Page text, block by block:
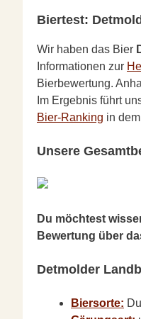
Biertest:
Wir haben das Bier
Informationen zur
Bierbewertung.
Im Ergebnis führt
Bier-Ranking in
Unsere
Du möchtest
Bewertung über
Detmolder
Biersorte: